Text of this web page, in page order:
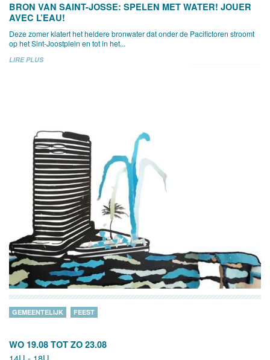
BRON VAN SAINT-JOSSE: SPELEN MET WATER! JOUER
AVEC L’EAU!
Deze zomer klatert het heldere bronwater dat onder de Pacifictoren stroomt
op het Sint-Joostplein en tot in het...
LIRE PLUS
WO 19.08 TOT ZO 23.08
GEMEENTELIJK FEEST